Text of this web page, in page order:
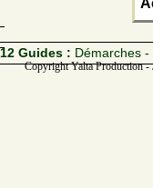
12 Guides : Démarches
Copyright Yalta Production